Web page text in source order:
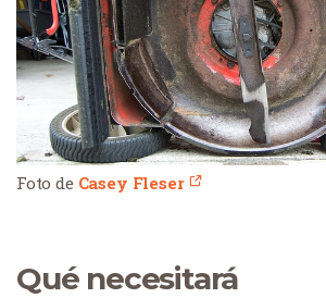
Foto de Casey Fleser
Qué necesitará